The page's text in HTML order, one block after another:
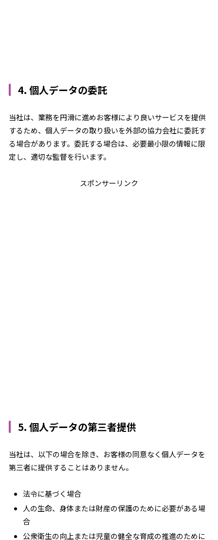
4. 個人データの委託
当社は、業務を円滑に進めお客様により良いサービスを提供
するため、個人データの取り扱いを外部の協力会社に委託す
る場合があります。委託する場合は、必要最小限の情報に限
定し、適切な監督を行います。
スポンサーリンク
5. 個人データの第三者提供
当社は、以下の場合を除き、お客様の同意なく個人データを
第三者に提供することはありません。
法令に基づく場合
人の生命、身体または財産の保護のために必要がある場
合
公衆衛生の向上または児童の健全な育成の推進のために